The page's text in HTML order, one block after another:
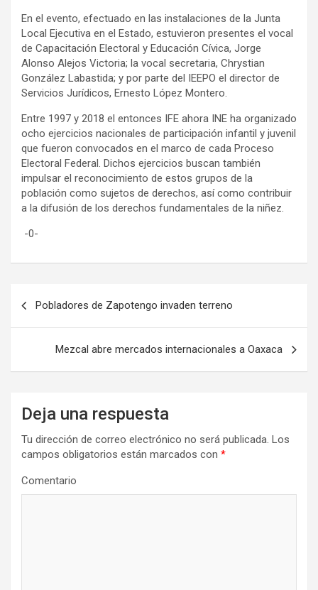
En el evento, efectuado en las instalaciones de la Junta
Local Ejecutiva en el Estado, estuvieron presentes el vocal
de Capacitación Electoral y Educación Cívica, Jorge
Alonso Alejos Victoria; la vocal secretaria, Chrystian
González Labastida; y por parte del IEEPO el director de
Servicios Jurídicos, Ernesto López Montero.
Entre 1997 y 2018 el entonces IFE ahora INE ha organizado
ocho ejercicios nacionales de participación infantil y juvenil
que fueron convocados en el marco de cada Proceso
Electoral Federal. Dichos ejercicios buscan también
impulsar el reconocimiento de estos grupos de la
población como sujetos de derechos, así como contribuir
a la difusión de los derechos fundamentales de la niñez.
-0-
entradas
Pobladores de Zapotengo invaden terreno
Mezcal abre mercados internacionales a Oaxaca
Deja una respuesta
Tu dirección de correo electrónico no será publicada. Los
campos obligatorios están marcados con *
Comentario